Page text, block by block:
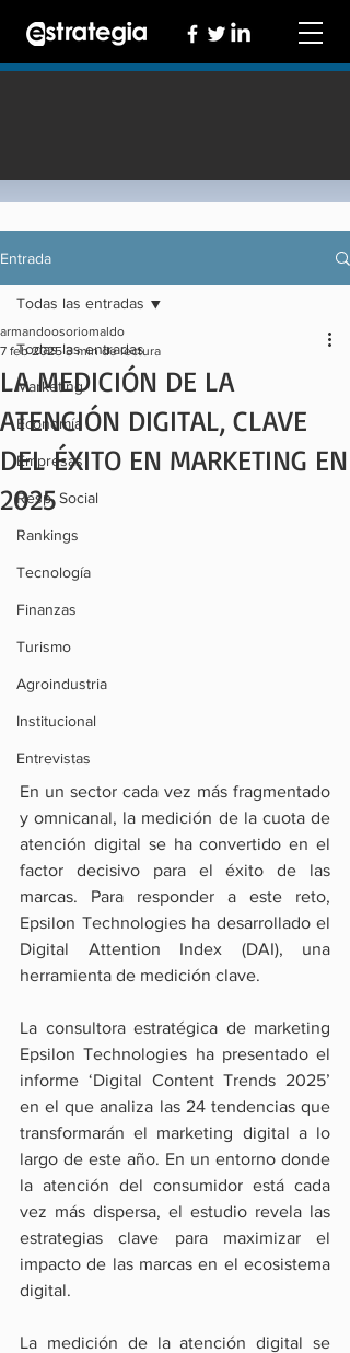
Entrada
Todas las entradas
Marketing
Economía
Empresas
Resp. Social
Rankings
Tecnología
Finanzas
Turismo
Agroindustria
Institucional
Entrevistas
Todas las entradas
LA MEDICIÓN DE LA
ATENCIÓN DIGITAL, CLAVE
DEL ÉXITO EN MARKETING EN
2025
armandoosoriomaldo
7 feb 2025 3 min de lectura
En un sector cada vez más fragmentado
y omnicanal, la medición de la cuota de
atención digital se ha convertido en el
factor decisivo para el éxito de las
marcas. Para responder a este reto,
Epsilon Technologies ha desarrollado el
Digital Attention Index (DAI), una
herramienta de medición clave.
La consultora estratégica de marketing
Epsilon Technologies ha presentado el
informe ‘Digital Content Trends 2025’
en el que analiza las 24 tendencias que
transformarán el marketing digital a lo
largo de este año. En un entorno donde
la atención del consumidor está cada
vez más dispersa, el estudio revela las
estrategias clave para maximizar el
impacto de las marcas en el ecosistema
digital.
La medición de la atención digital se